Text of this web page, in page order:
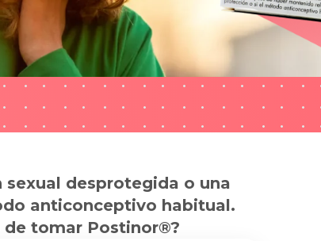
desprotegida o una
anticonceptivo habitual.
tomar Postinor®?